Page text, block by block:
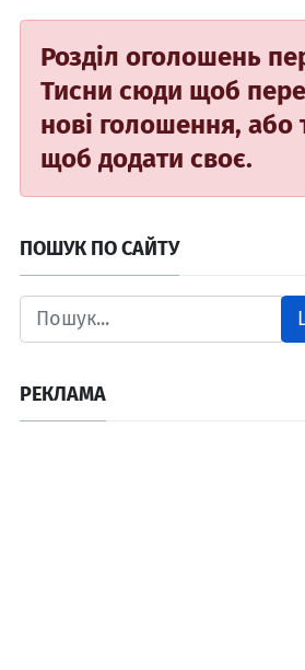
Розділ оголошень
Тисни сюди щоб
нові голошення, або
щоб додати своє.
ПОШУК ПО САЙТУ
РЕКЛАМА